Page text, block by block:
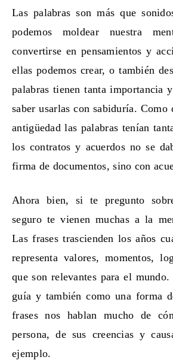
Las palabras son más que
podemos moldear nuestra
convertirse en pensamientos y
ellas podemos crear, o también
palabras tienen tanta importancia y
saber usarlas con sabiduría. Como
antigüedad las palabras tenían
los contratos y acuerdos no se
firma de documentos, sino con
Ahora bien, si te pregunto sobre
seguro te vienen muchas a la
Las frases trascienden los años
representa valores, momentos,
que son relevantes para el mundo.
guía y también como una forma
frases nos hablan mucho de
persona, de sus creencias y
ejemplo.